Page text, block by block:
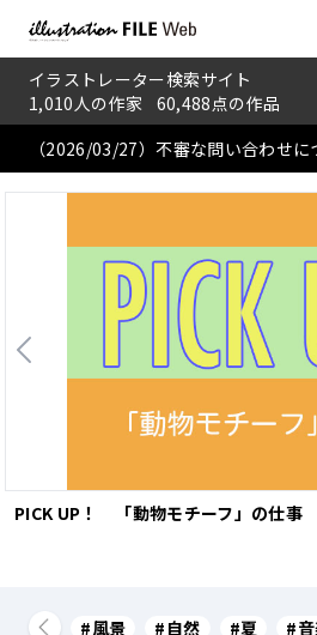
イラストレーター検索サイト
1,010人の作家 60,488点の作品
（2026/03/27）不審な問い合わせに
イラストレーターのお仕事帳 ～
#風景 # 自然 #夏 #